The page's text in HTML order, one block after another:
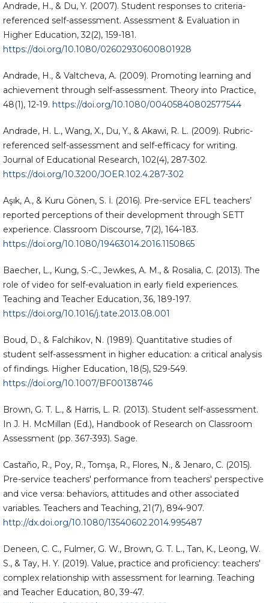
Andrade, H., & Du, Y. (2007). Student responses to criteria-
referenced self-assessment. Assessment & Evaluation in
Higher Education, 32(2), 159-181.
https://doi.org/10.1080/02602930600801928
Andrade, H., & Valtcheva, A. (2009). Promoting learning and
achievement through self-assessment. Theory into Practice,
48(1), 12-19. https://doi.org/10.1080/00405840802577544
Andrade, H. L., Wang, X., Du, Y., & Akawi, R. L. (2009). Rubric-
referenced self-assessment and self-efficacy for writing.
Journal of Educational Research, 102(4), 287-302.
https://doi.org/10.3200/JOER.102.4.287-302
Aşık, A., & Kuru Gönen, S. İ. (2016). Pre-service EFL teachers’
reported perceptions of their development through SETT
experience. Classroom Discourse, 7(2), 164-183.
https://doi.org/10.1080/19463014.2016.1150865
Baecher, L., Kung, S.-C., Jewkes, A. M., & Rosalia, C. (2013). The
role of video for self-evaluation in early field experiences.
Teaching and Teacher Education, 36, 189-197.
https://doi.org/10.1016/j.tate.2013.08.001
Boud, D., & Falchikov, N. (1989). Quantitative studies of
student self-assessment in higher education: a critical analysis
of findings. Higher Education, 18(5), 529-549.
https://doi.org/10.1007/BF00138746
Brown, G. T. L., & Harris, L. R. (2013). Student self-assessment.
In J. H. McMillan (Ed.), Handbook of Research on Classroom
Assessment (pp. 367-393). Sage.
Castaño, R., Poy, R., Tomşa, R., Flores, N., & Jenaro, C. (2015).
Pre-service teachers' performance from teachers' perspective
and vice versa: behaviors, attitudes and other associated
variables. Teachers and Teaching, 21(7), 894-907.
http://dx.doi.org/10.1080/13540602.2014.995487
Deneen, C. C., Fulmer, G. W., Brown, G. T. L., Tan, K., Leong, W.
S., & Tay, H. Y. (2019). Value, practice and proficiency: teachers'
complex relationship with assessment for learning. Teaching
and Teacher Education, 80, 39-47.